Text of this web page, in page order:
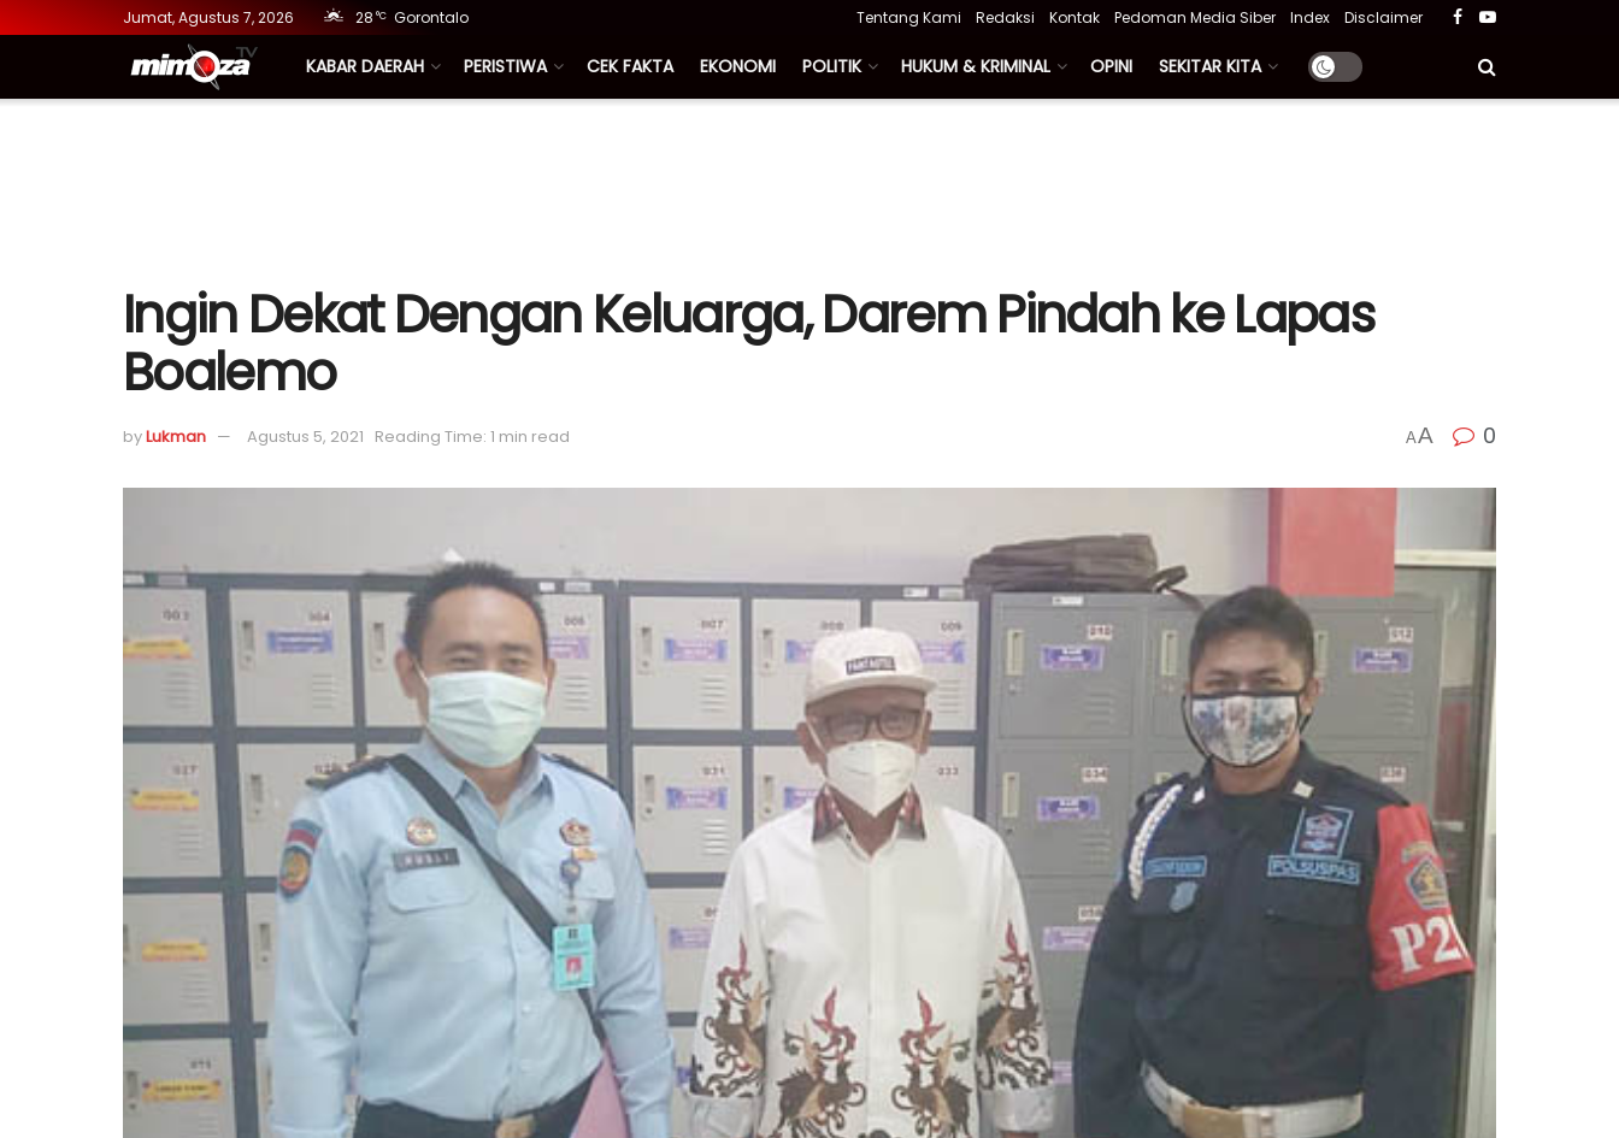
Jumat, Agustus 7, 2026 28 °C Gorontalo Tentang Kami Redaksi Kontak Pedoman Media Siber Index Disclaimer
KABAR DAERAH PERISTIWA CEK FAKTA EKONOMI POLITIK HUKUM & KRIMINAL OPINI SEKITAR KITA
Ingin Dekat Dengan Keluarga, Darem Pindah ke Lapas
Boalemo
byLukman Agustus 5, 2021 Reading Time: 1 min read AA 0